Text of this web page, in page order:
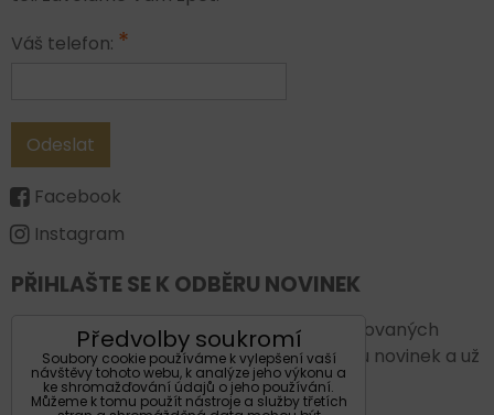
Váš telefon: *
Odeslat
Facebook
Instagram
PŘIHLAŠTE SE K ODBĚRU NOVINEK
Chcete vždy být v obraze a vědět o plánovaných
novinkách a akcích. Přihlašte se k odběru novinek a už
Vám nic neunikne.
Předvolby soukromí
Soubory cookie používáme k vylepšení vaší
návštěvy tohoto webu, k analýze jeho výkonu a
ke shromažďování údajů o jeho používání.
Můžeme k tomu použít nástroje a služby třetích